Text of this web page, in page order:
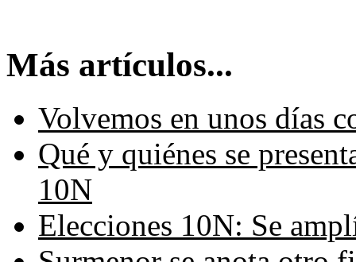
Más artículos...
Volvemos en unos días
Qué y quiénes se
10N
Elecciones 10N: Se